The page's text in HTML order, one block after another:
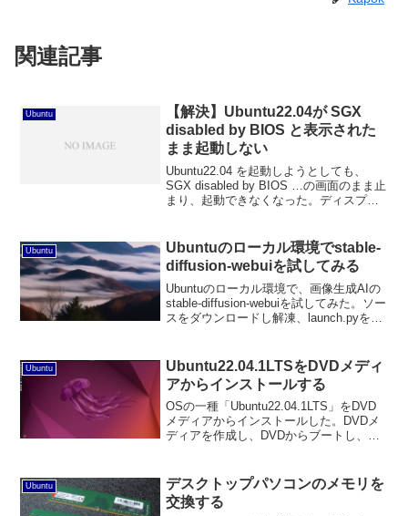
関連記事
Ubuntu
【解決】Ubuntu22.04が SGX
disabled by BIOS と表示された
まま起動しない
Ubuntu22.04 を起動しようとしても、
SGX disabled by BIOS …の画面のまま止
まり、起動できなくなった。ディスプレ
ubuntu-drivers autoinstall をすれば解決し
た。
Ubuntu
Ubuntuのローカル環境でstable-
diffusion-webuiを試してみる
Ubuntuのローカル環境で、画像生成AIの
stable-diffusion-webuiを試してみた。ソー
スをダウンロードし解凍、launch.pyを実
Ubuntu
Ubuntu22.04.1LTSをDVDメディ
アからインストールする
OSの一種「Ubuntu22.04.1LTS」をDVD
メディアからインストールした。DVDメ
ディアを作成し、DVDからブートし、
する。
Ubuntu
デスクトップパソコンのメモリを
交換する